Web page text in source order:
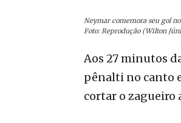
Neymar comemora seu gol
Foto: Reprodução (Wilton
Aos 27 minutos
pênalti no canto
cortar o zagueiro